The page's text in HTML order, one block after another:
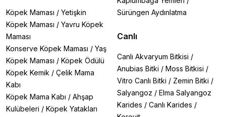
Köpek Maması / Yetişkin
Köpek Maması / Yavru Köpek
Maması
Konserve Köpek Maması / Yaş
Köpek Maması / Köpek Ödülü
Köpek Kemik / Çelik Mama
Kabı
Köpek Mama Kabı / Ahşap
Kulübeleri / Köpek Yatakları
Sürüngen Aydınlatma
Canlı
Canlı Akvaryum Bitkisi /
Anubias Bitki / Moss Bitkisi /
Vitro Canlı Bitki / Zemin Bitki /
Salyangoz / Elma Salyangoz
Karides / Canlı Karides /